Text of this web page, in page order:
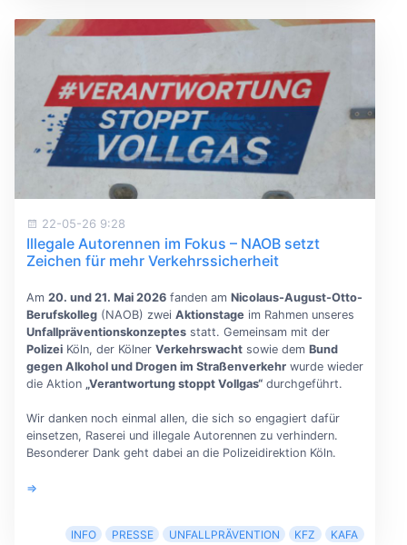
22-05-26 9:28
Illegale Autorennen im Fokus – NAOB setzt
Zeichen für mehr Verkehrssicherheit
Am 20. und 21. Mai 2026fanden am Nicolaus-August-Otto-
Berufskolleg(NAOB) zwei Aktionstageim Rahmen unseres
Unfallpräventionskonzeptesstatt. Gemeinsam mit der
PolizeiKöln, der Kölner Verkehrswachtsowie dem Bund
gegen Alkohol und Drogen im Straßenverkehrwurde wieder
die Aktion „Verantwortung stoppt Vollgas“durchgeführt.
Wir danken noch einmal allen, die sich so engagiert dafür
einsetzen, Raserei und illegale Autorennen zu verhindern.
Besonderer Dank geht dabei an die Polizeidirektion Köln.
⇒
INFO PRESSE UNFALLPRÄVENTION KFZ KAFA